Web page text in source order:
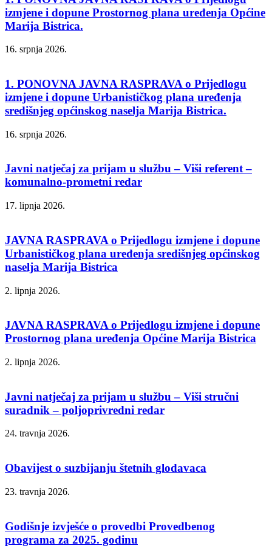
izmjene i dopune Prostornog plana uređenja Općine
Marija Bistrica.
16. srpnja 2026.
1. PONOVNA JAVNA RASPRAVA o Prijedlogu
izmjene i dopune Urbanističkog plana uređenja
središnjeg općinskog naselja Marija Bistrica.
16. srpnja 2026.
Javni natječaj za prijam u službu – Viši referent –
komunalno-prometni redar
17. lipnja 2026.
JAVNA RASPRAVA o Prijedlogu izmjene i dopune
Urbanističkog plana uređenja središnjeg općinskog
naselja Marija Bistrica
2. lipnja 2026.
JAVNA RASPRAVA o Prijedlogu izmjene i dopune
Prostornog plana uređenja Općine Marija Bistrica
2. lipnja 2026.
Javni natječaj za prijam u službu – Viši stručni
suradnik – poljoprivredni redar
24. travnja 2026.
Obavijest o suzbijanju štetnih glodavaca
23. travnja 2026.
Godišnje izvješće o provedbi Provedbenog
programa za 2025. godinu